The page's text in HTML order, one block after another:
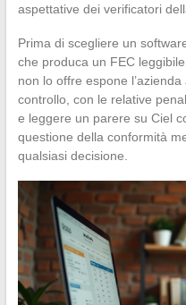
aspettative dei verificatori
Prima di scegliere un
che produca un FEC
non lo offre espone
controllo, con le relative
e leggere un parere su Ciel
questione della conformità
qualsiasi decisione.